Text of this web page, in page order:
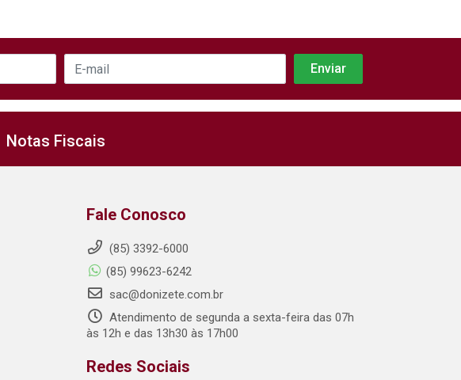
Notas Fiscais
Fale Conosco
(85) 3392-6000
(85) 99623-6242
sac@donizete.com.br
Atendimento de segunda a sexta-feira das 07h
às 12h e das 13h30 às 17h00
Redes Sociais